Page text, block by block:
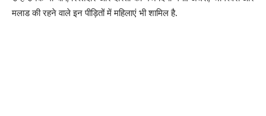
मलाड की रहने वाले इन पीड़ितों में महिलाएं भी शामिल है.